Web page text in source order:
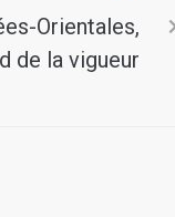
Orientales,
de la vigueur